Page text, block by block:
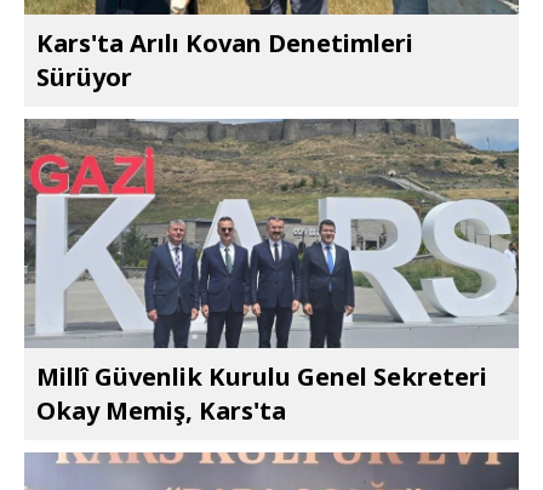
Kars'ta Arılı Kovan Denetimleri
Sürüyor
Millî Güvenlik Kurulu Genel Sekreteri
Okay Memiş, Kars'ta